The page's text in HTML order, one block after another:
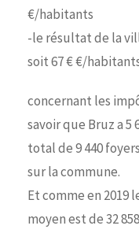
€/habitants
-le résultat de la
soit 67 € €/
concernant les
savoir que Bruz a 5
total de 9 440
sur la commune.
Et comme en 2019
moyen est de 32